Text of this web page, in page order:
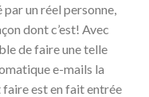
un réel personne,
dont c’est! Avec
de faire une telle
e-mails la
est en fait entrée